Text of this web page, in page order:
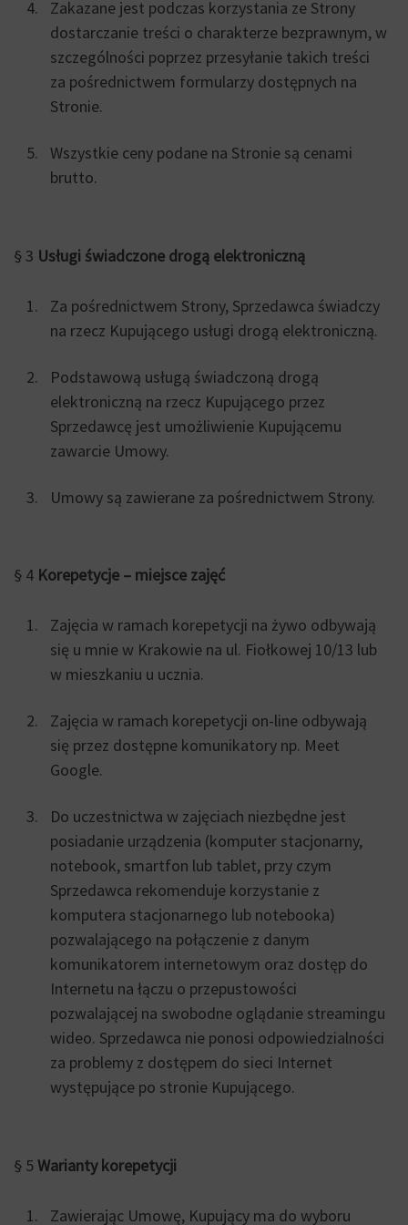
Zakazane jest podczas korzystania ze Strony
dostarczanie treści o charakterze bezprawnym, w
szczególności poprzez przesyłanie takich treści
za pośrednictwem formularzy dostępnych na
Stronie.
Wszystkie ceny podane na Stronie są cenami
brutto.
§ 3 Usługi świadczone drogą elektroniczną
Za pośrednictwem Strony, Sprzedawca świadczy
na rzecz Kupującego usługi drogą elektroniczną.
Podstawową usługą świadczoną drogą
elektroniczną na rzecz Kupującego przez
Sprzedawcę jest umożliwienie Kupującemu
zawarcie Umowy.
Umowy są zawierane za pośrednictwem Strony.
§ 4 Korepetycje – miejsce zajęć
Zajęcia w ramach korepetycji na żywo odbywają
się u mnie w Krakowie na ul. Fiołkowej 10/13 lub
w mieszkaniu u ucznia.
Zajęcia w ramach korepetycji on-line odbywają
się przez dostępne komunikatory np. Meet
Google.
Do uczestnictwa w zajęciach niezbędne jest
posiadanie urządzenia (komputer stacjonarny,
notebook, smartfon lub tablet, przy czym
Sprzedawca rekomenduje korzystanie z
komputera stacjonarnego lub notebooka)
pozwalającego na połączenie z danym
komunikatorem internetowym oraz dostęp do
Internetu na łączu o przepustowości
pozwalającej na swobodne oglądanie streamingu
wideo. Sprzedawca nie ponosi odpowiedzialności
za problemy z dostępem do sieci Internet
występujące po stronie Kupującego.
§ 5Warianty korepetycji
Zawierając Umowę, Kupujący ma do wyboru